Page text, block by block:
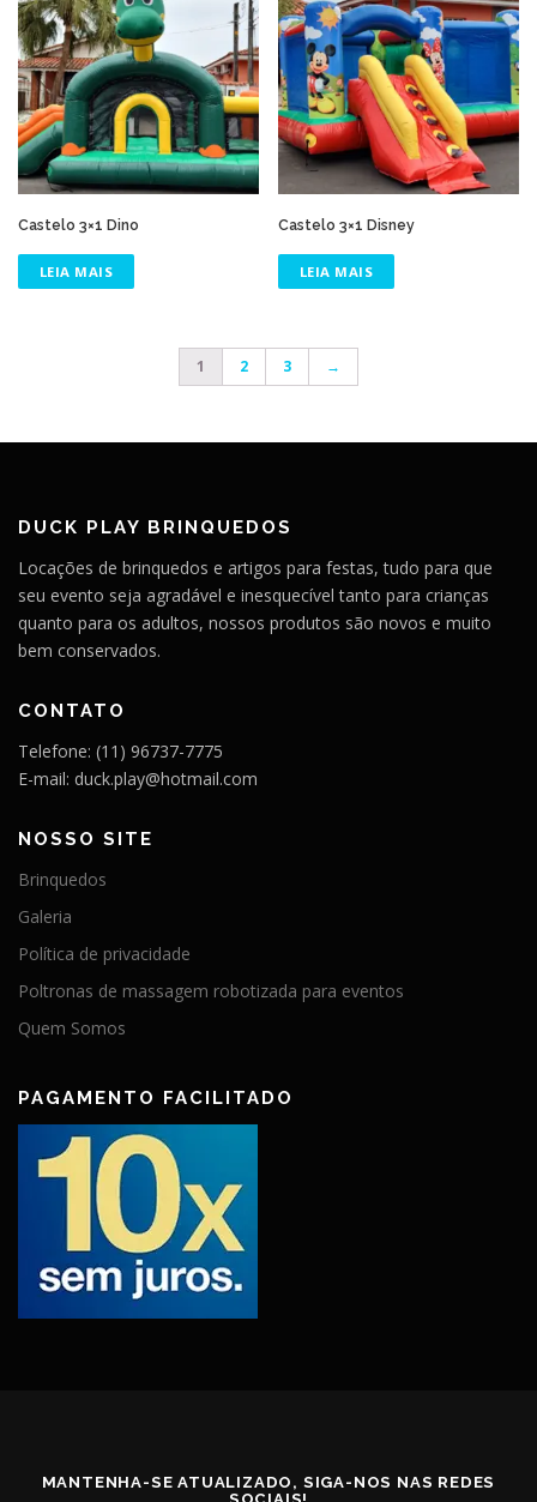
Castelo 3×1 Dino
LEIA MAIS
Castelo 3×1 Disney
LEIA MAIS
1 2 3 →
DUCK PLAY BRINQUEDOS
Locações de brinquedos e artigos para festas, tudo para que
seu evento seja agradável e inesquecível tanto para crianças
quanto para os adultos, nossos produtos são novos e muito
bem conservados.
CONTATO
Telefone: (11) 96737-7775
E-mail: duck.play@hotmail.com
NOSSO SITE
Brinquedos
Galeria
Política de privacidade
Poltronas de massagem robotizada para eventos
Quem Somos
PAGAMENTO FACILITADO
MANTENHA-SE ATUALIZADO, SIGA-NOS NAS REDES